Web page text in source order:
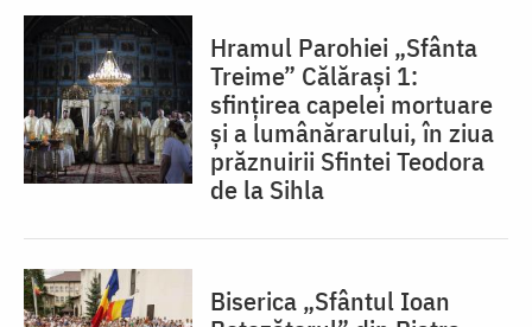
Hramul Parohiei „Sfânta
Treime” Călărași 1:
sfințirea capelei mortuare
și a lumânărarului, în ziua
prăznuirii Sfintei Teodora
de la Sihla
Biserica „Sfântul Ioan